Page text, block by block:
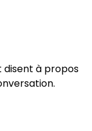
disent à propos